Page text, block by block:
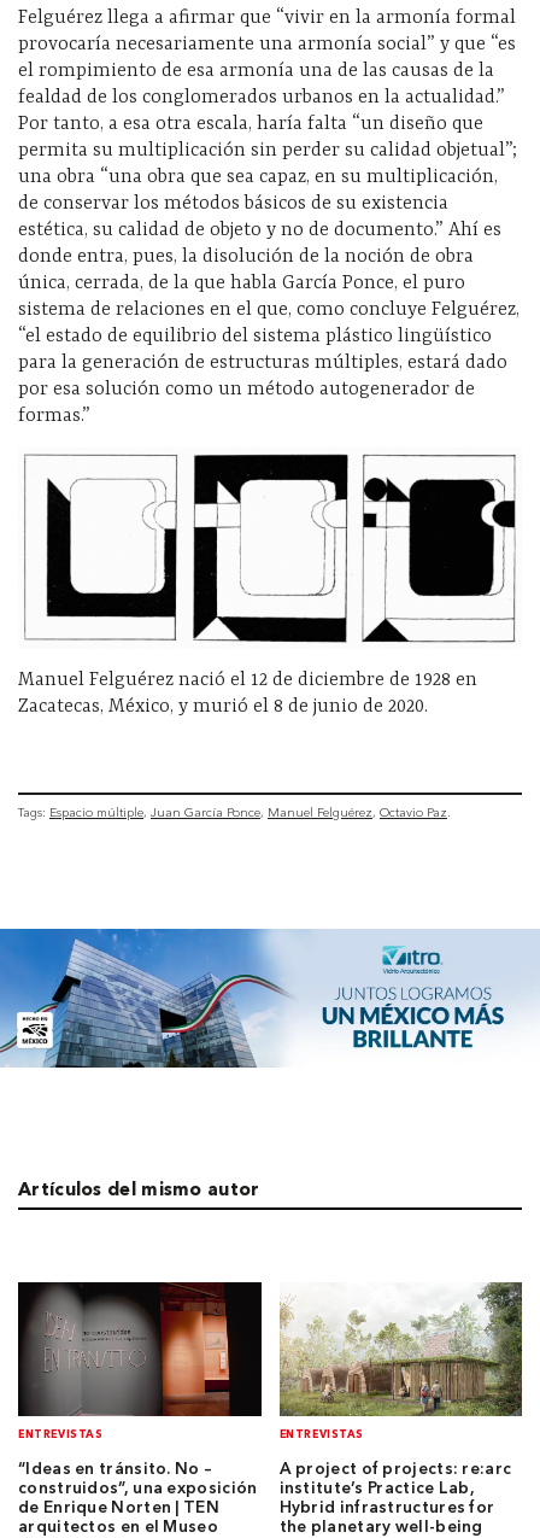
Felguérez llega a afirmar que “vivir en la armonía formal
provocaría necesariamente una armonía social” y que “es
el rompimiento de esa armonía una de las causas de la
fealdad de los conglomerados urbanos en la actualidad.”
Por tanto, a esa otra escala, haría falta “un diseño que
permita su multiplicación sin perder su calidad objetual”;
una obra “una obra que sea capaz, en su multiplicación,
de conservar los métodos básicos de su existencia
estética, su calidad de objeto y no de documento.” Ahí es
donde entra, pues, la disolución de la noción de obra
única, cerrada, de la que habla García Ponce, el puro
sistema de relaciones en el que, como concluye Felguérez,
“el estado de equilibrio del sistema plástico lingüístico
para la generación de estructuras múltiples, estará dado
por esa solución como un método autogenerador de
formas.”
Manuel Felguérez nació el 12 de diciembre de 1928 en
Zacatecas, México, y murió el 8 de junio de 2020.
Tags: Espacio múltiple Juan García Ponce Manuel Felguérez Octavio Paz
Artículos del mismo autor
ENTREVISTAS
“Ideas en tránsito. No –
construidos”, una exposición
de Enrique Norten | TEN
arquitectos en el Museo
ENTREVISTAS
A project of projects: re:arc
institute’s Practice Lab,
Hybrid infrastructures for
the planetary well-being